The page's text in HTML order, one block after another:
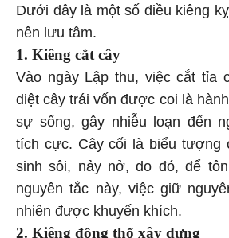
Dưới đây là một số điều kiêng
nên lưu tâm.
1. Kiêng cắt cây
Vào ngày Lập thu, việc cắt tỉa
diệt cây trái vốn được coi là
sự sống, gây nhiễu loạn đến
tích cực. Cây cối là biểu tượng
sinh sôi, nảy nở, do đó, để
nguyên tắc này, việc giữ
nhiên được khuyến khích.